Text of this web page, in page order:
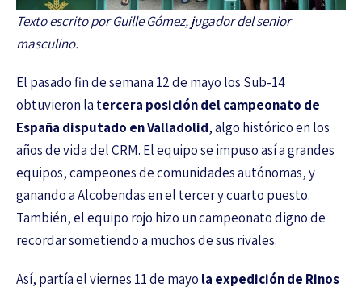
Texto escrito por Guille Gómez, jugador del senior
masculino.
El pasado fin de semana 12 de mayo los Sub-14
obtuvieron la tercera posición del campeonato de
España disputado en Valladolid, algo histórico en los
años de vida del CRM. El equipo se impuso así a grandes
equipos, campeones de comunidades autónomas, y
ganando a Alcobendas en el tercer y cuarto puesto.
También, el equipo rojo hizo un campeonato digno de
recordar sometiendo a muchos de sus rivales.
Así, partía el viernes 11 de mayo la expedición de Rinos